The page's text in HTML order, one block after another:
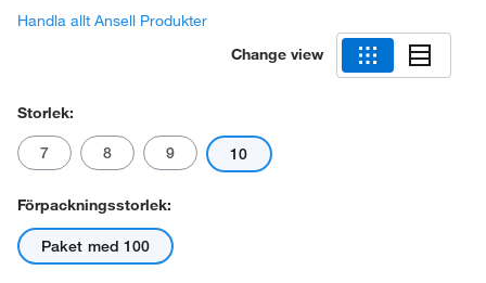
Handla allt Ansell Produkter
Change view
Storlek:
7 8 9 10
Förpackningsstorlek:
Paket med 100